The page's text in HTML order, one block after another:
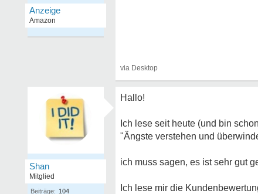
Shan
Mitglied
Beiträge: 104
Hallo!
Ich lese seit heute (und bin
"Ängste verstehen und
ich muss sagen, es ist sehr gut
Ich lese mir die